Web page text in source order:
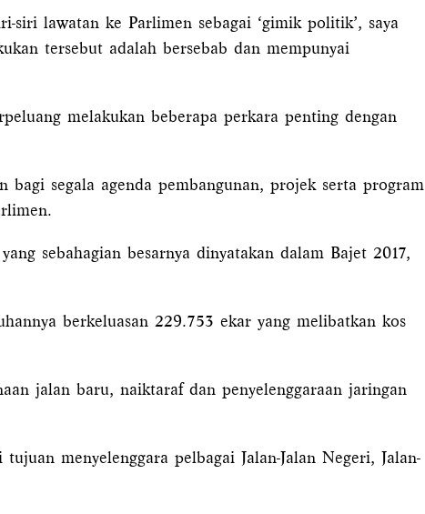
siri lawatan ke Parlimen sebagai ‘gimik politik’, saya
tersebut adalah bersebab dan mempunyai
melakukan beberapa perkara penting dengan
segala agenda pembangunan, projek serta program
sebahagian besarnya dinyatakan dalam Bajet 2017,
berkeluasan 229.753 ekar yang melibatkan kos
jalan baru, naiktaraf dan penyelenggaraan jaringan
menyelenggara pelbagai Jalan-Jalan Negeri, Jalan-